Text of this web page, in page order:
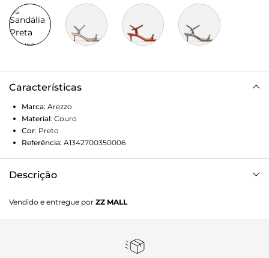
Características
Marca: Arezzo
Material: Couro
Cor: Preto
Referência: A1342700350006
Descrição
médio fino e formato quadrado na ponta. Traz tira fina
sobre os dedos e tira fina em torno do dedão com
fina no calcanhar, conectada à tira fina no tornozelo que
Vendido e entregue por ZZ MALL